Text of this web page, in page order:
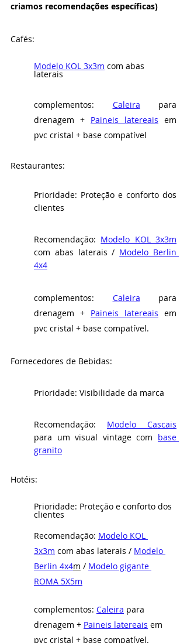
criamos recomendações específicas)
Cafés:
Modelo KOL 3x3m com abas
laterais
complementos: Caleira para
drenagem + Paineis latereais em
pvc cristal + base compatível
Restaurantes:
Prioridade: Proteção e conforto dos
clientes
Recomendação: Modelo KOL 3x3m
com abas laterais / Modelo Berlin
4x4
complementos: Caleira para
drenagem + Paineis latereais em
pvc cristal + base compatível.
Fornecedores de Bebidas:
Prioridade: Visibilidade da marca
Recomendação: Modelo Cascais
para um visual vintage com base
granito
Hotéis:
Prioridade: Proteção e conforto dos
clientes
Recomendação: Modelo KOL
3x3m com abas laterais / Modelo
Berlin 4x4m / Modelo gigante
ROMA 5X5m
complementos: Caleira para
drenagem + Paineis latereais em
pvc cristal + base compatível.